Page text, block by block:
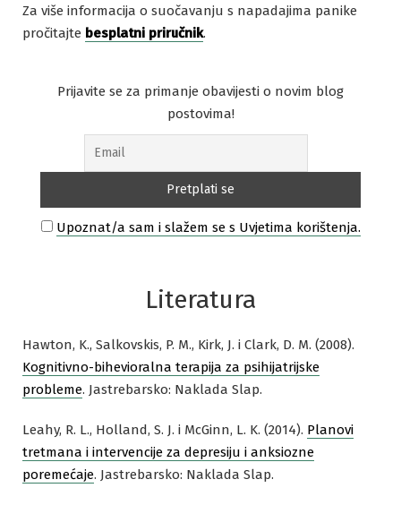
Za više informacija o suočavanju s napadajima panike
pročitajte besplatni priručnik.
Prijavite se za primanje obavijesti o novim blog
postovima!
Upoznat/a sam i slažem se s Uvjetima korištenja.
Literatura
Hawton, K., Salkovskis, P. M., Kirk, J. i Clark, D. M. (2008).
Kognitivno-bihevioralna terapija za psihijatrijske
probleme. Jastrebarsko: Naklada Slap.
Leahy, R. L., Holland, S. J. i McGinn, L. K. (2014). Planovi
tretmana i intervencije za depresiju i anksiozne
poremećaje. Jastrebarsko: Naklada Slap.